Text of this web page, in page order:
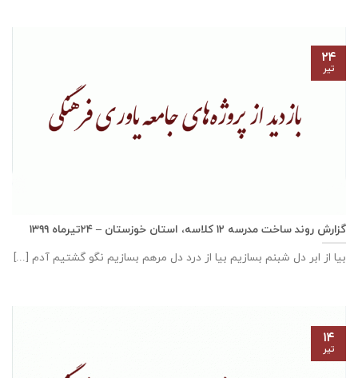
گزارش روند ساخت مدرسه ١٢ كلاسه، استان خوزستان – ۲۴تیرماه ۱۳۹۹
بیا از ابر دل شبنم بسازیم بیا از درد دل مرهم بسازیم نگو گشتیم آدم [...]
۲۴
تیر
۱۴
تیر